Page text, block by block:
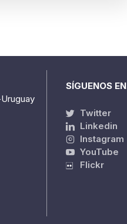
SÍGUENOS EN
Twitter
Linkedin
Instagram
YouTube
Flickr